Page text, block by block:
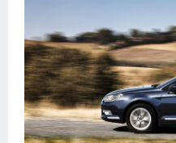
Шевроле
УАЗ
Кадиллак
Автокемпер